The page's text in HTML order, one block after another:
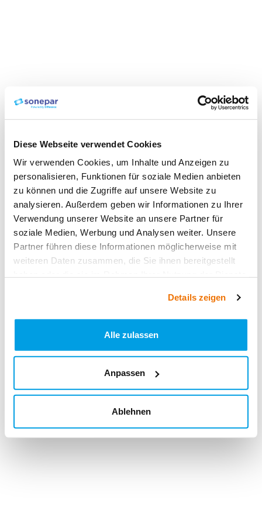
Diese Webseite verwendet Cookies
Wir verwenden Cookies, um Inhalte und Anzeigen zu
personalisieren, Funktionen für soziale Medien anbieten
zu können und die Zugriffe auf unsere Website zu
analysieren. Außerdem geben wir Informationen zu Ihrer
Verwendung unserer Website an unsere Partner für
soziale Medien, Werbung und Analysen weiter. Unsere
Partner führen diese Informationen möglicherweise mit
weiteren Daten zusammen, die Sie ihnen bereitgestellt
Details zeigen
Alle zulassen
Anpassen
Ablehnen